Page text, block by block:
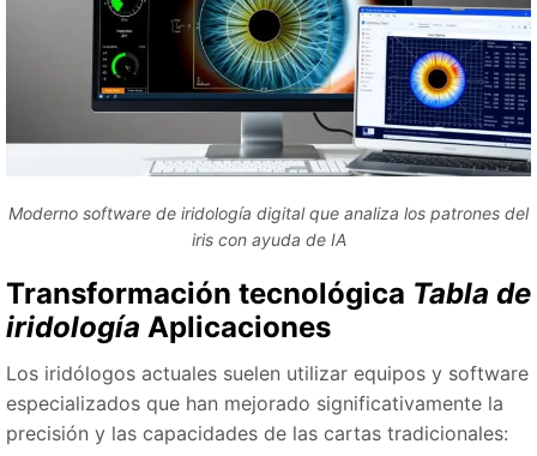
Moderno software de iridología digital que analiza los patrones del
iris con ayuda de IA
Transformación tecnológica Tabla de
iridología Aplicaciones
Los iridólogos actuales suelen utilizar equipos y software
especializados que han mejorado significativamente la
precisión y las capacidades de las cartas tradicionales: